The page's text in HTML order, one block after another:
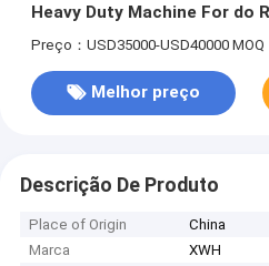
Heavy Duty Machine For do
metal
Preço：USD35000-USD40000 MOQ
Melhor preço
Descrição De Produto
Place of Origin
China
Marca
XWH